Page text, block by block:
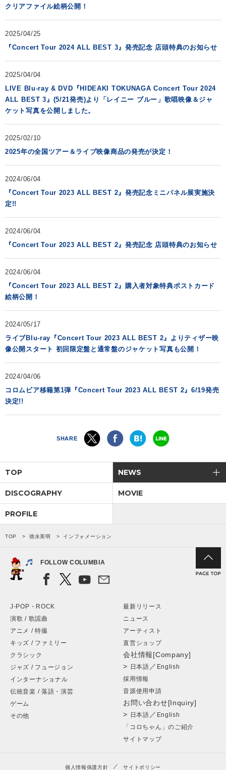
クリアファイル絵柄公開！
2025/04/25
『Concert Tour 2024 ALL BEST 3』発売記念 店頭特典のお知らせ
2025/04/04
LIVE Blu-ray & DVD『HIDEAKI TOKUNAGA Concert Tour 2024
ALL BEST 3』(5/21発売)より「レイニー ブルー」歌唱映像＆ジャ
ケット写真を公開しました。
2025/02/10
2025年の全国ツアー＆ライブ映像商品の発売が決定！
2024/06/04
『Concert Tour 2023 ALL BEST 2』発売記念ミニパネル展実施決
定!!
2024/06/04
『Concert Tour 2023 ALL BEST 2』発売記念 店頭特典のお知らせ
2024/06/04
『Concert Tour 2023 ALL BEST 2』購入者対象特典ポストカード
絵柄公開！
2024/05/17
ライブBlu-ray『Concert Tour 2023 ALL BEST 2』よりティザー映
像公開スタート 初回限定盤と通常盤のジャケット写真も公開！
2024/04/06
コロムビア移籍第1弾『Concert Tour 2023 ALL BEST 2』6/19発売
決定!!
SHARE
TOP NEWS
DISCOGRAPHY MOVIE
PROFILE
TOP 徳永英明 インフォメーション
FOLLOW COLUMBIA
J-POP・ROCK
演歌 / 歌謡曲
アニメ / 特撮
キッズ / ファミリー
クラシック
ジャズ / フュージョン
インターナショナル
伝統音楽 / 落語・演芸
ゲーム
その他
最新リリース
ニュース
アーティスト
直営ショップ
会社情報[Company]
> 日本語 ／ English
採用情報
音源使用申請
お問い合わせ[Inquiry]
> 日本語 ／ English
「コロちゃん」のご紹介
サイトマップ
個人情報保護方針 サイトポリシー